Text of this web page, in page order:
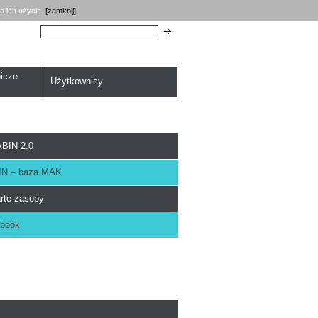
ich użycie. [zamknij]
Szukaj:
Użytkownicy
2.0
– baza MAK
zasoby